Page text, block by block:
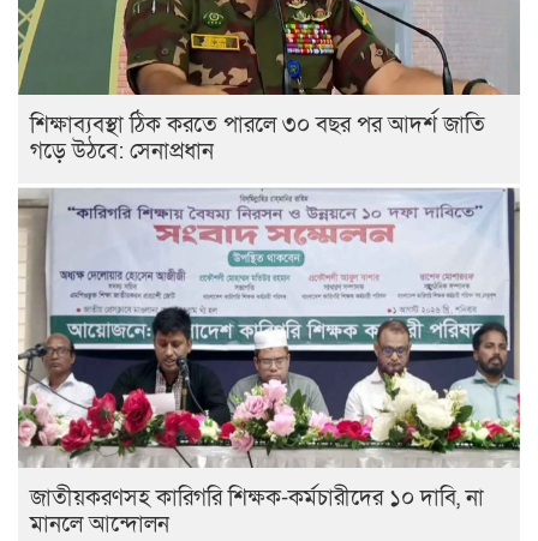
শিক্ষাব্যবস্থা ঠিক করতে পারলে ৩০ বছর পর আদর্শ জাতি
গড়ে উঠবে: সেনাপ্রধান
জাতীয়করণসহ কারিগরি শিক্ষক-কর্মচারীদের ১০ দাবি, না
মানলে আন্দোলন